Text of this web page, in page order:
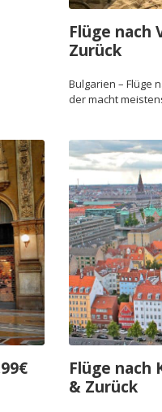
Flüge nach
Zurück
Bulgarien – Flüge
der macht
Flüge nach
& Zurück